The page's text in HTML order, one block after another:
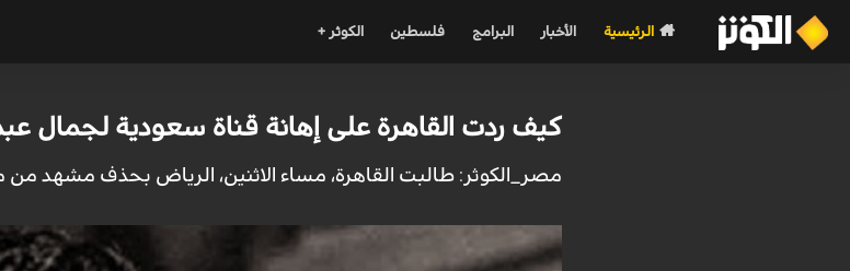
الرئيسية الأخبار البرامج فلسطين الكوثر +
كيف ردت القاهرة على إهانة قناة سعودية لجمال
مصر_الکوثر: طالبت القاهرة، مساء الاثنين، الرياض بحذف